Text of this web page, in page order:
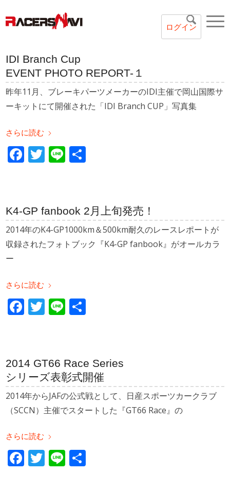
ログイン
IDI Branch Cup
EVENT PHOTO REPORT-１
昨年11月、ブレーキパーツメーカーのIDI主催で岡山国際サ
ーキットにて開催された「IDI Branch CUP」写真集
さらに読む
Facebook
Twitter
Line
K4-GP fanbook 2月上旬発売！
2014年のK4-GP1000km＆500km耐久のレースレポートが
収録されたフォトブック『K4-GP fanbook』がオールカラ
ー
さらに読む
Facebook
Twitter
Line
2014 GT66 Race Series
シリーズ表彰式開催
2014年からJAFの公式戦として、日産スポーツカークラブ
（SCCN）主催でスタートした『GT66 Race』の
さらに読む
Facebook
Twitter
Line